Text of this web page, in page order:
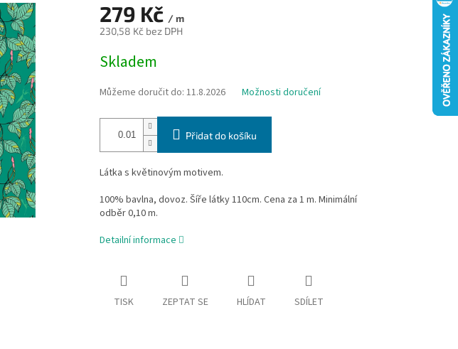
279 Kč / m
230,58 Kč bez DPH
cena:
Skladem
Můžeme doručit do: 11.8.2026 Možnosti doručení
Přidat do košíku
Látka s květinovým motivem.
100% bavlna, dovoz. Šíře látky 110cm. Cena za 1 m. Minimální
odběr 0,10 m.
Detailní informace
TISK ZEPTAT SE HLÍDAT SDÍLET